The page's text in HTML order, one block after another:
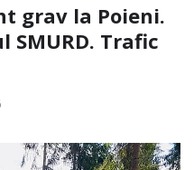
grav la Poieni.
Trafic